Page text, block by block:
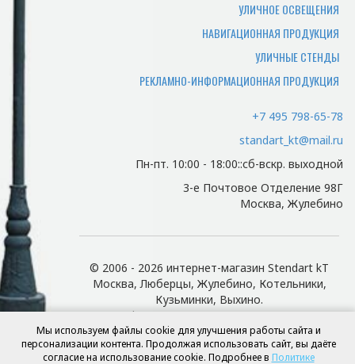
Какие документы нужны
чтобы забрать заказ
Есть ли у нас доставка и
Мы осуществляем доставку по Москве
адреса поставки и просчитывается
индивидуально.
Есть ли у нас доставка в
регионы?
УЛИЧНОЕ ОСВЕЩЕНИЯ
НАВИГАЦИОННАЯ ПРОДУКЦИЯ
УЛИЧНЫЕ СТЕНДЫ
РЕКЛАМНО-ИНФОРМАЦИОННАЯ ПРОДУКЦИЯ
+7 495 798-65-78
standart_kt@mail.ru
Пн-пт. 10:00 - 18:00::сб-вскр. выходной
3-е Почтовое Отделение 98Г
Москва, Жулебино
© 2006 - 2026 интернет-магазин Stendart kT
Москва, Люберцы, Жулебино, Котельники,
Кузьминки, Выхино.
Информационные стенды, пилон с
использованием сочетания дерева и металла
Разработка сайтаdizart.by
Мы используем файлы cookie для улучшения работы сайта и
персонализации контента. Продолжая использовать сайт, вы даёте
согласие на использование cookie. Подробнее в Политике